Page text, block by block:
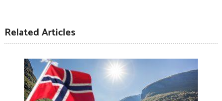
Related Articles